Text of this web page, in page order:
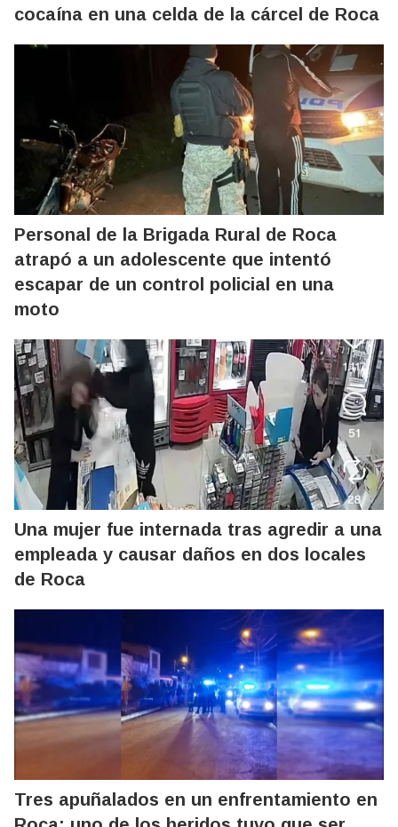
cocaína en una celda de la cárcel de Roca
Personal de la Brigada Rural de Roca
atrapó a un adolescente que intentó
escapar de un control policial en una
moto
Una mujer fue internada tras agredir a una
empleada y causar daños en dos locales
de Roca
Tres apuñalados en un enfrentamiento en